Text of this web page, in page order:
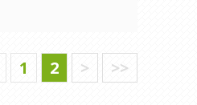
1 2 > >>